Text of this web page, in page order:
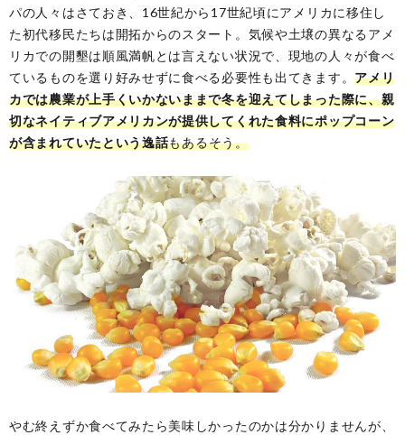
パの人々はさておき、16世紀から17世紀頃にアメリカに移住し
た初代移民たちは開拓からのスタート。気候や土壌の異なるアメ
リカでの開墾は順風満帆とは言えない状況で、現地の人々が食べ
ているものを選り好みせずに食べる必要性も出てきます。アメリ
カでは農業が上手くいかないままで冬を迎えてしまった際に、親
切なネイティブアメリカンが提供してくれた食料にポップコーン
が含まれていたという逸話もあるそう。
やむ終えずか食べてみたら美味しかったのかは分かりませんが、